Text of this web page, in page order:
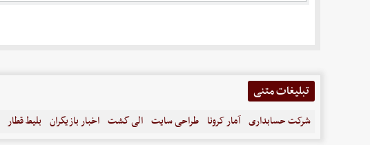
تبلیغات متنی
شرکت حسابداری آمار کرونا طراحی سایت الی گشت اخبار بازیگران بلیط قطار